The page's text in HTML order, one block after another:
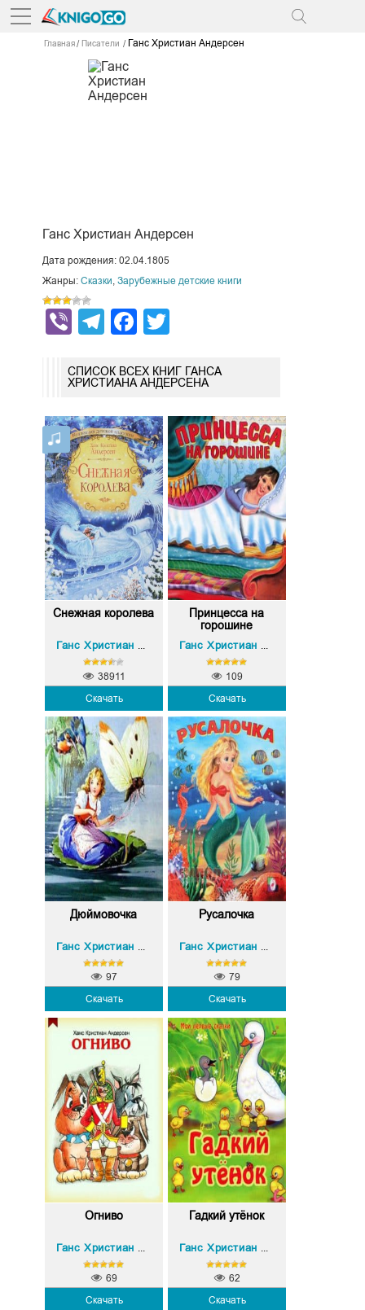
Главная Писатели Ганс Христиан Андерсен
Ганс Христиан Андерсен
Дата рождения: 02.04.1805
Жанры: Сказки, Зарубежные детские книги
ViberTelegram
Facebook
СПИСОК ВСЕХ КНИГ ГАНСА
ХРИСТИАНА АНДЕРСЕНА
Снежная королева
Ганс Христиан Андерсен
Скачать
38911
Принцесса на
горошине
Ганс Христиан Андерсен
Скачать
109
Дюймовочка
Ганс Христиан Андерсен
Скачать
97
Русалочка
Ганс Христиан Андерсен
Скачать
79
Огниво
Ганс Христиан Андерсен
Скачать
69
Гадкий утёнок
Ганс Христиан Андерсен
Скачать
62